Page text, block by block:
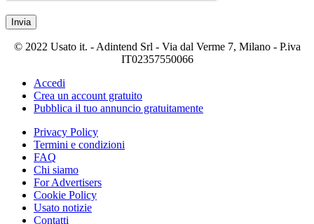
Invia
© 2022 Usato it. - Adintend Srl - Via dal Verme 7, Milano - P.iva
IT02357550066
Accedi
Crea un account gratuito
Pubblica il tuo annuncio gratuitamente
Privacy Policy
Termini e condizioni
FAQ
Chi siamo
For Advertisers
Cookie Policy
Usato notizie
Contatti